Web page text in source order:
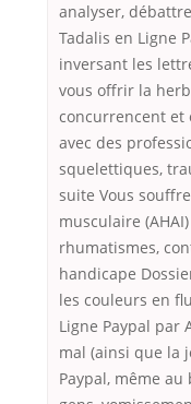
analyser,
Tadalis en Ligne
inversant les
vous offrir la
concurrencent et
avec des
squelettiques,
suite Vous
musculaire
rhumatismes,
handicape
les couleurs en
Ligne Paypal par
mal (ainsi que la
Paypal, même